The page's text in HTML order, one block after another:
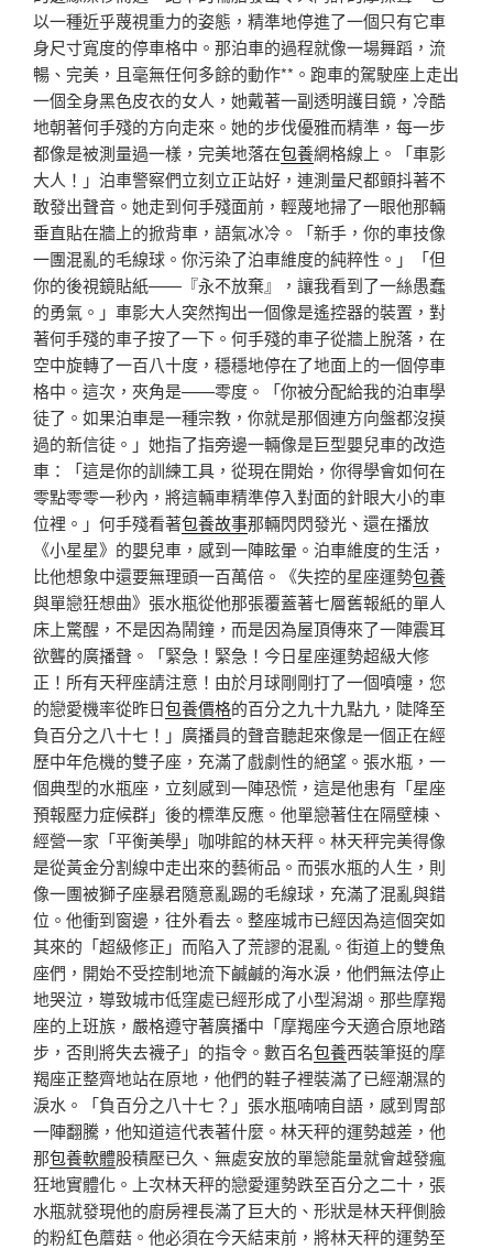
以一種近乎蔑視重力的姿態，精準地停進了一個只有它車
身尺寸寬度的停車格中。那泊車的過程就像一場舞蹈，流
暢、完美，且毫無任何多餘的動作**。跑車的駕駛座上走出
一個全身黑色皮衣的女人，她戴著一副透明護目鏡，冷酷
地朝著何手殘的方向走來。她的步伐優雅而精準，每一步
都像是被測量過一樣，完美地落在包養網格線上。「車影
大人！」泊車警察們立刻立正站好，連測量尺都顫抖著不
敢發出聲音。她走到何手殘面前，輕蔑地掃了一眼他那輛
垂直貼在牆上的掀背車，語氣冰冷。「新手，你的車技像
一團混亂的毛線球。你污染了泊車維度的純粹性。」「但
你的後視鏡貼紙——『永不放棄』，讓我看到了一絲愚蠢
的勇氣。」車影大人突然掏出一個像是遙控器的裝置，對
著何手殘的車子按了一下。何手殘的車子從牆上脫落，在
空中旋轉了一百八十度，穩穩地停在了地面上的一個停車
格中。這次，夾角是——零度。「你被分配給我的泊車學
徒了。如果泊車是一種宗教，你就是那個連方向盤都沒摸
過的新信徒。」她指了指旁邊一輛像是巨型嬰兒車的改造
車：「這是你的訓練工具，從現在開始，你得學會如何在
零點零零一秒內，將這輛車精準停入對面的針眼大小的車
位裡。」何手殘看著包養故事那輛閃閃發光、還在播放
《小星星》的嬰兒車，感到一陣眩暈。泊車維度的生活，
比他想象中還要無理頭一百萬倍。《失控的星座運勢包養
與單戀狂想曲》張水瓶從他那張覆蓋著七層舊報紙的單人
床上驚醒，不是因為鬧鐘，而是因為屋頂傳來了一陣震耳
欲聾的廣播聲。「緊急！緊急！今日星座運勢超級大修
正！所有天秤座請注意！由於月球剛剛打了一個噴嚏，您
的戀愛機率從昨日包養價格的百分之九十九點九，陡降至
負百分之八十七！」廣播員的聲音聽起來像是一個正在經
歷中年危機的雙子座，充滿了戲劇性的絕望。張水瓶，一
個典型的水瓶座，立刻感到一陣恐慌，這是他患有「星座
預報壓力症候群」後的標準反應。他單戀著住在隔壁棟、
經營一家「平衡美學」咖啡館的林天秤。林天秤完美得像
是從黃金分割線中走出來的藝術品。而張水瓶的人生，則
像一團被獅子座暴君隨意亂踢的毛線球，充滿了混亂與錯
位。他衝到窗邊，往外看去。整座城市已經因為這個突如
其來的「超級修正」而陷入了荒謬的混亂。街道上的雙魚
座們，開始不受控制地流下鹹鹹的海水淚，他們無法停止
地哭泣，導致城市低窪處已經形成了小型潟湖。那些摩羯
座的上班族，嚴格遵守著廣播中「摩羯座今天適合原地踏
步，否則將失去襪子」的指令。數百名包養西裝筆挺的摩
羯座正整齊地站在原地，他們的鞋子裡裝滿了已經潮濕的
淚水。「負百分之八十七？」張水瓶喃喃自語，感到胃部
一陣翻騰，他知道這代表著什麼。林天秤的運勢越差，他
那包養軟體股積壓已久、無處安放的單戀能量就會越發瘋
狂地實體化。上次林天秤的戀愛運勢跌至百分之二十，張
水瓶就發現他的廚房裡長滿了巨大的、形狀是林天秤側臉
的粉紅色蘑菇。他必須在今天結束前，將林天秤的運勢至